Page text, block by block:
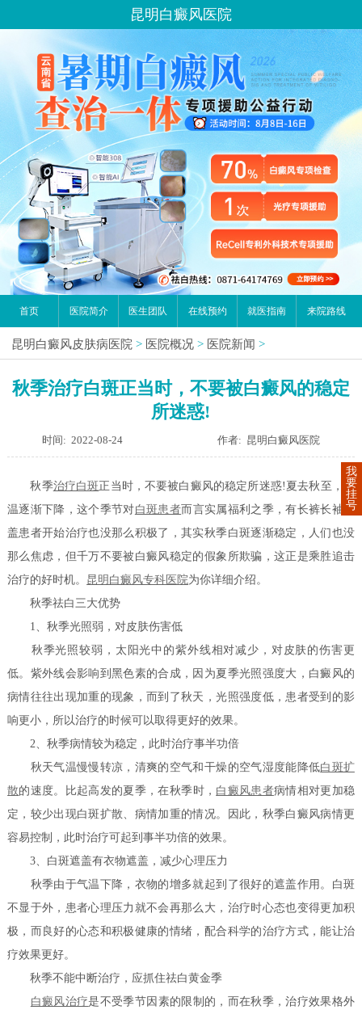
昆明白癜风医院
首页 医院简介 医生团队 在线预约 就医指南 来院路线
昆明白癜风皮肤病医院 > 医院概况 > 医院新闻 >
秋季治疗白斑正当时，不要被白癜风的稳定
所迷惑!
时间: 2022-08-24 作者: 昆明白癜风医院
秋季治疗白斑正当时，不要被白癜风的稳定所迷惑!夏去秋至，气
温逐渐下降，这个季节对白斑患者而言实属福利之季，有长裤长袖遮
盖患者开始治疗也没那么积极了，其实秋季白斑逐渐稳定，人们也没
那么焦虑，但千万不要被白癜风稳定的假象所欺骗，这正是乘胜追击
治疗的好时机。 昆明白癜风专科医院为你详细介绍。
秋季祛白三大优势
1、秋季光照弱，对皮肤伤害低
秋季光照较弱，太阳光中的紫外线相对减少，对皮肤的伤害更
低。紫外线会影响到黑色素的合成，因为夏季光照强度大，白癜风的
病情往往出现加重的现象，而到了秋天，光照强度低，患者受到的影
响更小，所以治疗的时候可以取得更好的效果。
2、秋季病情较为稳定，此时治疗事半功倍
秋天气温慢慢转凉，清爽的空气和干燥的空气湿度能降低白斑扩
散的速度。比起高发的夏季，在秋季时， 白癜风患者病情相对更加稳
定，较少出现白斑扩散、病情加重的情况。因此，秋季白癜风病情更
容易控制，此时治疗可起到事半功倍的效果。
3、白斑遮盖有衣物遮盖，减少心理压力
秋季由于气温下降，衣物的增多就起到了很好的遮盖作用。白斑
不显于外，患者心理压力就不会再那么大，治疗时心态也变得更加积
极，而良好的心态和积极健康的情绪，配合科学的治疗方式，能让治
疗效果更好。
秋季不能中断治疗，应抓住祛白黄金季
白癜风治疗是不受季节因素的限制的，而在秋季，治疗效果格外
我
要
挂
号